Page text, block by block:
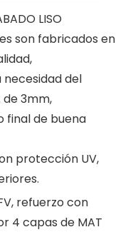
LISO
son fabricados en
del
3mm,
final de buena
protección UV,
refuerzo con
4 capas de MAT